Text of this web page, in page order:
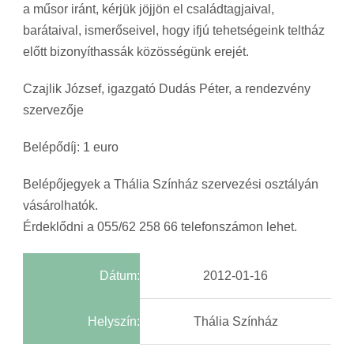
a műsor iránt, kérjük jöjjön el családtagjaival,
barátaival, ismerőseivel, hogy ifjú tehetségeink teltház
előtt bizonyíthassák közösségünk erejét.
Czajlik József, igazgató Dudás Péter, a rendezvény
szervezője
Belépődíj: 1 euro
Belépőjegyek a Thália Színház szervezési osztályán
vásárolhatók.
Érdeklődni a 055/62 258 66 telefonszámon lehet.
Dátum: 2012-01-16
Helyszín: Thália Színház